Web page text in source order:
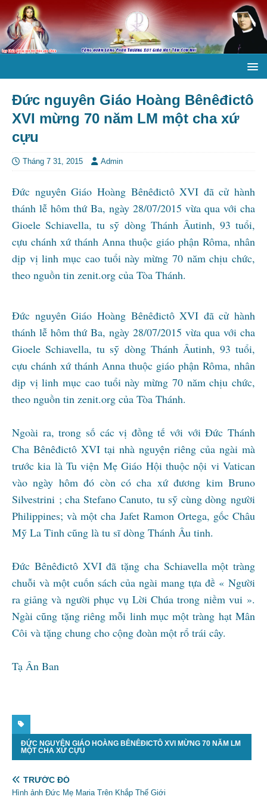
Đức nguyên Giáo Hoàng Bênêđictô
XVI mừng 70 năm LM một cha xứ
cựu
Tháng 7 31, 2015 Admin
Đức nguyên Giáo Hoàng Bênêđictô XVI đã cử hành
thánh lễ hôm thứ Ba, ngày 28/07/2015 vừa qua với cha
Gioele Schiavella, tu sỹ dòng Thánh Âutinh, 93 tuổi,
cựu chánh xứ thánh Anna thuộc giáo phận Rôma, nhân
dịp vị linh mục cao tuổi này mừng 70 năm chịu chức,
theo nguồn tin zenit.org của Tòa Thánh.
Đức nguyên Giáo Hoàng Bênêđictô XVI đã cử hành
thánh lễ hôm thứ Ba, ngày 28/07/2015 vừa qua với cha
Gioele Schiavella, tu sỹ dòng Thánh Âutinh, 93 tuổi,
cựu chánh xứ thánh Anna thuộc giáo phận Rôma, nhân
dịp vị linh mục cao tuổi này mừng 70 năm chịu chức,
theo nguồn tin zenit.org của Tòa Thánh.
Ngoài ra, trong số các vị đồng tế với với Đức Thánh
Cha Bênêđictô XVI tại nhà nguyện riêng của ngài mà
trước kia là Tu viện Mẹ Giáo Hội thuộc nội vi Vatican
vào ngày hôm đó còn có cha xứ đương kim Bruno
Silvestrini ; cha Stefano Canuto, tu sỹ cùng dòng người
Philippines; và một cha Jafet Ramon Ortega, gốc Châu
Mỹ La Tinh cũng là tu sĩ dòng Thánh Âu tinh.
Đức Bênêđictô XVI đã tặng cha Schiavella một tràng
chuỗi và một cuốn sách của ngài mang tựa đề « Người
ra giảng và người phục vụ Lời Chúa trong niềm vui ».
Ngài cũng tặng riêng mỗi linh mục một tràng hạt Mân
Côi và tặng chung cho cộng đoàn một rổ trái cây.
Tạ Ân Ban
ĐỨC NGUYÊN GIÁO HOÀNG BÊNÊĐICTÔ XVI MỪNG 70 NĂM LM
MỘT CHA XỨ CỰU
TRƯỚC ĐÓ
Hình ảnh Đức Mẹ Maria Trên Khắp Thế Giới